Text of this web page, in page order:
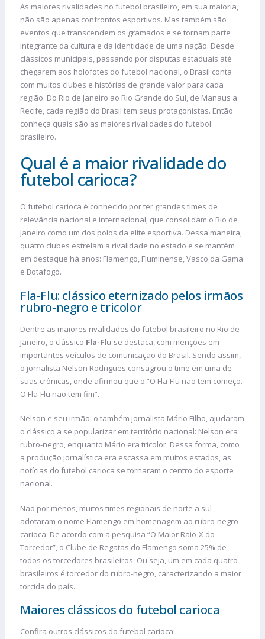
As maiores rivalidades no futebol brasileiro, em sua maioria,
não são apenas confrontos esportivos. Mas também são
eventos que transcendem os gramados e se tornam parte
integrante da cultura e da identidade de uma nação. Desde
clássicos municipais, passando por disputas estaduais até
chegarem aos holofotes do futebol nacional, o Brasil conta
com muitos clubes e histórias de grande valor para cada
região. Do Rio de Janeiro ao Rio Grande do Sul, de Manaus a
Recife, cada região do Brasil tem seus protagonistas. Então
conheça quais são as maiores rivalidades do futebol
brasileiro.
Qual é a maior rivalidade do
futebol carioca?
O futebol carioca é conhecido por ter grandes times de
relevância nacional e internacional, que consolidam o Rio de
Janeiro como um dos polos da elite esportiva. Dessa maneira,
quatro clubes estrelam a rivalidade no estado e se mantêm
em destaque há anos: Flamengo, Fluminense, Vasco da Gama
e Botafogo.
Fla-Flu: clássico eternizado pelos irmãos
rubro-negro e tricolor
Dentre as maiores rivalidades do futebol brasileiro no Rio de
Janeiro, o clássico Fla-Flu se destaca, com menções em
importantes veículos de comunicação do Brasil. Sendo assim,
o jornalista Nelson Rodrigues consagrou o time em uma de
suas crônicas, onde afirmou que o “O Fla-Flu não tem começo.
O Fla-Flu não tem fim”.
Nelson e seu irmão, o também jornalista Mário Filho, ajudaram
o clássico a se popularizar em território nacional: Nelson era
rubro-negro, enquanto Mário era tricolor. Dessa forma, como
a produção jornalística era escassa em muitos estados, as
notícias do futebol carioca se tornaram o centro do esporte
nacional.
Não por menos, muitos times regionais de norte a sul
adotaram o nome Flamengo em homenagem ao rubro-negro
carioca. De acordo com a pesquisa “O Maior Raio-X do
Torcedor”, o Clube de Regatas do Flamengo soma 25% de
todos os torcedores brasileiros. Ou seja, um em cada quatro
brasileiros é torcedor do rubro-negro, caracterizando a maior
torcida do país.
Maiores clássicos do futebol carioca
Confira outros clássicos do futebol carioca: